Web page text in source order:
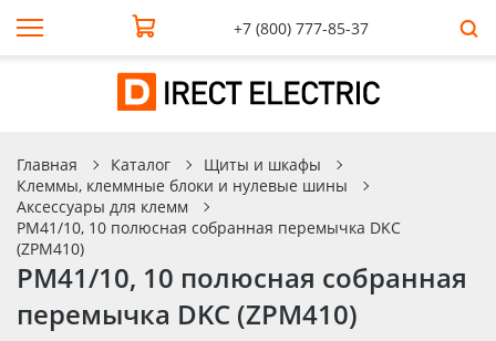
+7 (800) 777-85-37
Главная Каталог
Щиты и шкафы
Клеммы, клеммные блоки и нулевые шины
Аксессуары для клемм
PM41/10, 10 полюсная собранная перемычка DKC
(ZPM410)
PM41/10, 10 полюсная собранная
перемычка DKC (ZPM410)